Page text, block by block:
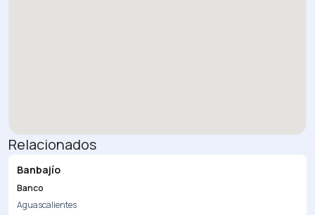
Relacionados
Banbajío
Banco
Aguascalientes